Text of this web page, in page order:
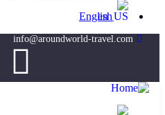
English
info@aroundworld-travel.com